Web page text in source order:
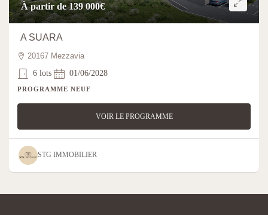
À partir de 139 000€
A SUARA
20167 Mezzavia
6 lots
01/06/2028
PROGRAMME NEUF
VOIR LE PROGRAMME
STG IMMOBILIER